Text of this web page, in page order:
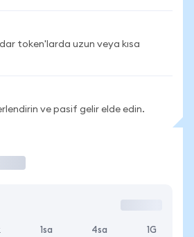
token'larda uzun veya kısa
ve pasif gelir elde edin.
1sa 4sa 1G